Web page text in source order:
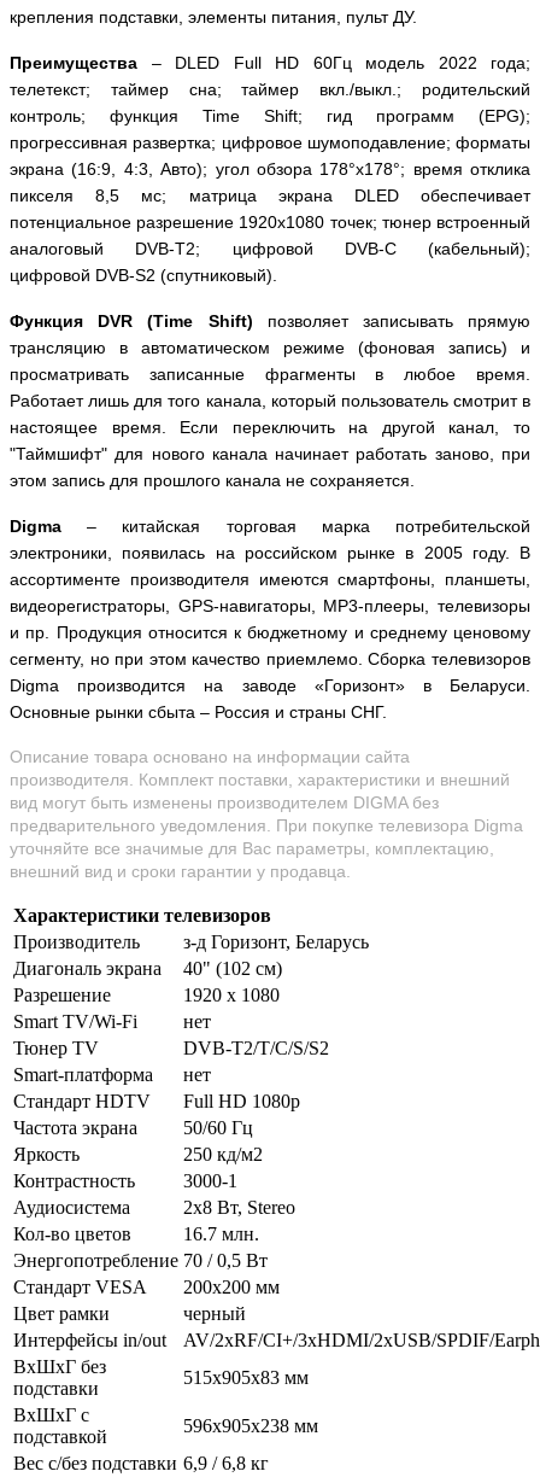
крепления подставки, элементы питания, пульт ДУ.
Преимущества – DLED Full HD 60Гц модель 2022 года;
телетекст; таймер сна; таймер вкл./выкл.; родительский
контроль; функция Time Shift; гид программ (EPG);
прогрессивная развертка; цифровое шумоподавление; форматы
экрана (16:9, 4:3, Авто); угол обзора 178°х178°; время отклика
пикселя 8,5 мс; матрица экрана DLEDобеспечивает
потенциальное разрешение 1920x1080 точек; тюнер встроенный
аналоговый DVB-T2; цифровой DVB-C(кабельный);
цифровой DVB-S2 (спутниковый).
Функция DVR (Time Shift) позволяет записывать прямую
трансляцию в автоматическом режиме (фоновая запись) и
просматривать записанные фрагменты в любое время.
Работает лишь для того канала, который пользователь смотрит в
настоящее время. Если переключить на другой канал, то
"Таймшифт" для нового канала начинает работать заново, при
этом запись для прошлого канала не сохраняется.
Digma – китайская торговая марка потребительской
электроники, появилась на российском рынке в 2005 году. В
ассортименте производителя имеются смартфоны, планшеты,
видеорегистраторы, GPS-навигаторы, MP3-плееры, телевизоры
и пр. Продукция относится к бюджетному и среднему ценовому
сегменту, но при этом качество приемлемо. Сборка телевизоров
Digma
производится на заводе «Горизонт» в Беларуси.
Основные рынки сбыта – Россия и страны СНГ.
Описание товара основано на информации сайта
производителя. Комплект поставки, характеристики и внешний
вид могут быть изменены производителем DIGMA без
предварительного уведомления. При покупке телевизора Digma
уточняйте все значимые для Вас параметры, комплектацию,
внешний вид и сроки гарантии у продавца.
Характеристики телевизоров
Производитель
з-д Горизонт, Беларусь
Диагональ экрана
40" (102 см)
Разрешение
1920 х 1080
Smart TV/Wi-Fi
нет
Тюнер TV
DVB-T2/T/C/S/S2
Smart-платформа
нет
Стандарт HDTV
Full HD 1080p
Частота экрана
50/60 Гц
Яркость
250 кд/м2
Контрастность
3000-1
Аудиосистема
2х8 Вт, Stereo
Кол-во цветов
16.7 млн.
Энергопотребление 70 / 0,5 Вт
Стандарт VESA
200х200 мм
Цвет рамки
черный
Интерфейсы in/out
AV/2хRF/CI+/3xHDMI/2xUSB/SPDIF/
ВхШхГ без
подставки
515х905х83 мм
ВхШхГ с
подставкой
596x905x238 мм
Вес с/без подставки 6,9 / 6,8 кг